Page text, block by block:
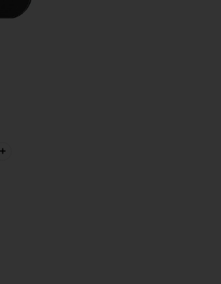
PLUS ICON TO SEE MORE OPTIONS FOR